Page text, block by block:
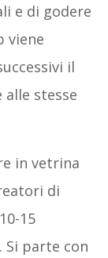
e di godere
viene
il
stesse
in vetrina
di
15
parte con